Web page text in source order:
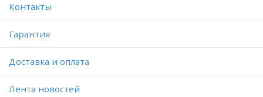
Контакты
Гарантия
Доставка и оплата
Лента новостей